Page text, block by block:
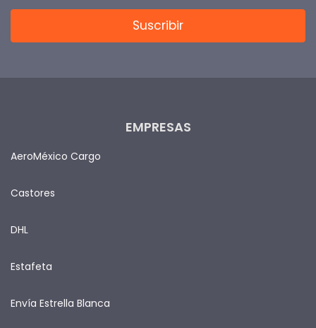
EMPRESAS
AeroMéxico Cargo
Castores
DHL
Estafeta
Envía Estrella Blanca